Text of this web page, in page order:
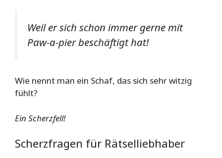
Weil er sich schon immer gerne mit
Paw-a-pier beschäftigt hat!
Wie nennt man ein Schaf, das sich sehr witzig
fühlt?
Ein Scherzfell!
Scherzfragen für Rätselliebhaber